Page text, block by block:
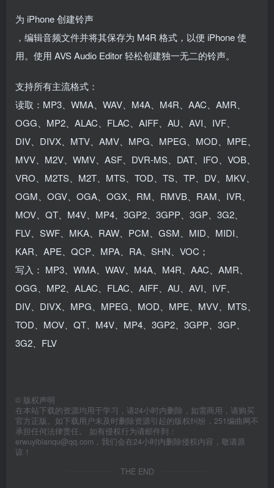
为 iPhone 创建铃声
，编辑音频文件并将其保存为 M4R 格式，以便 iPhone 使
用。使用 AVS Audio Editor 轻松创建独一无二的铃声。
支持所有主流格式：
读取：MP3、WMA、WAV、M4A、M4R、AAC、AMR、
OGG、MP2、ALAC、FLAC、AIFF、AU、AVI、IVF、
DIV、DIVX、MTV、AMV、MPG、MPEG、MOD、MPE、
MVV、M2V、WMV、ASF、DVR-MS、DAT、IFO、VOB、
VRO、M2TS、M2T、MTS、TOD、TS、TP、DV、MKV、
OGM、OGV、OGA、OGX、RM、RMVB、RAM、IVR、
MOV、QT、M4V、MP4、3GP2、3GPP、3GP、3G2、
FLV、SWF、MKA、RAW、PCM、GSM、MID、MIDI、
KAR、APE、QCP、MPA、RA、SHN、VOC；
写入： MP3、WMA、WAV、M4A、M4R、AAC、AMR、
OGG、MP2、ALAC、FLAC、AIFF、AU、AVI、IVF、
DIV、DIVX、MPG、MPEG、MOD、MPE、MVV、MTS、
TOD、MOV、QT、M4V、MP4、3GP2、3GPP、3GP、
3G2、FLV
© 版权声明
在本站下载的资源均用于学习，请24小时内删除，如需商用，请购买
官方正版。如下载用户未及时删除资源引起的版权纠纷，251编曲网不
承担任何法律责任。 如有侵权行为请邮件到：
erwuyibianqu@qq.com，我们会在24小时内删除侵权内容，敬请原
谅！
THE END